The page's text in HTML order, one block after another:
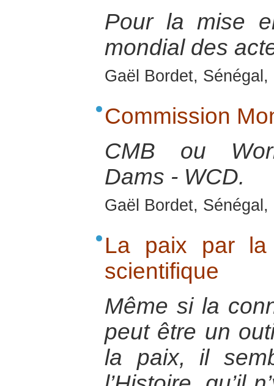
Pour la mise
mondial des
Gaël Bordet,
Commission
CMB ou
Dams - WCD.
Gaël Bordet,
La paix par la
scientifique
Même si la
peut être un
la paix, il